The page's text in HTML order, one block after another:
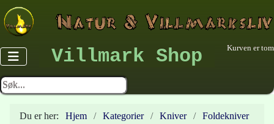
Villmark Shop Kurven er tom
Du er her: Hjem Kategorier Kniver
Foldekniver